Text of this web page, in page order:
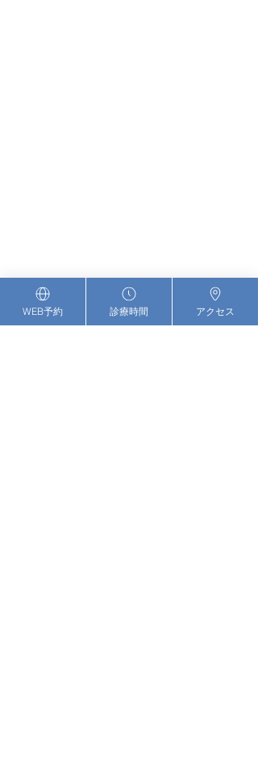
WEB予約 診療時間 アクセス